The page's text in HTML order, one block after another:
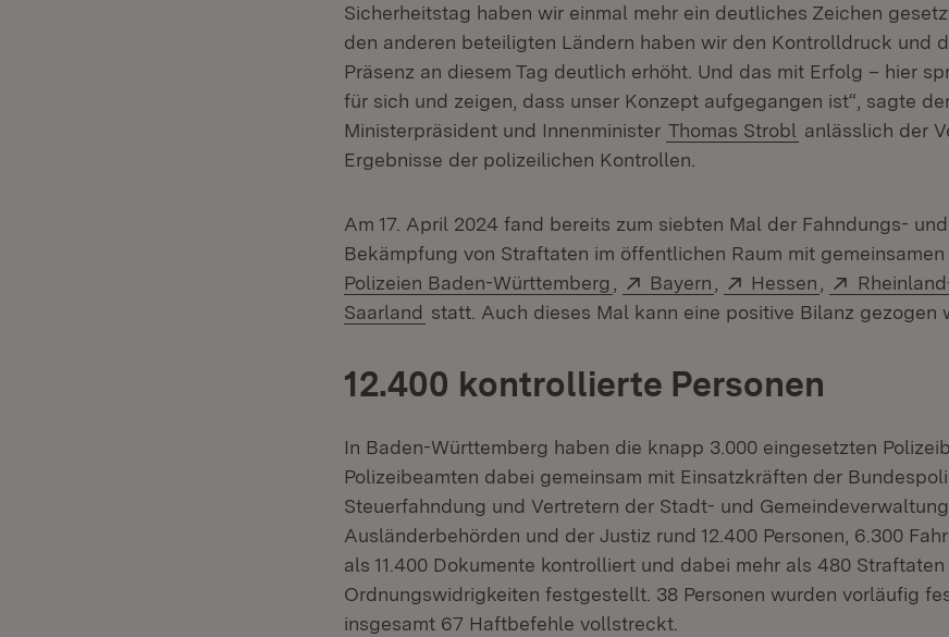
Sicherheitstag haben wir einmal mehr ein deutliches Zeichen
den anderen beteiligten Ländern haben wir den Kontrolldruck und
Präsenz an diesem Tag deutlich erhöht. Und das mit Erfolg – hier
für sich und zeigen, dass unser Konzept aufgegangen ist“, sagte
Ministerpräsident und Innenminister Thomas Strobl anlässlich der
Ergebnisse der polizeilichen Kontrollen.
Am 17. April 2024 fand bereits zum siebten Mal der Fahndungs-
Bekämpfung von Straftaten im öffentlichen Raum mit
Polizeien Baden-Württemberg (Öffnet in neuem Fenster)
Extern:
Bayern (Öffnet in neuem Fenster)
Extern:
Hessen (Öffnet in
Extern:
Saarland (Öffnet in neuem Fenster)
statt. Auch dieses Mal kann eine positive Bilanz gezogen
12.400 kontrollierte Personen
In Baden-Württemberg haben die knapp 3.000 eingesetzten
Polizeibeamten dabei gemeinsam mit Einsatzkräften der
Steuerfahndung und Vertretern der Stadt- und
Ausländerbehörden und der Justiz rund 12.400 Personen, 6.300
als 11.400 Dokumente kontrolliert und dabei mehr als 480
Ordnungswidrigkeiten festgestellt. 38 Personen wurden vorläufig
insgesamt 67 Haftbefehle vollstreckt.